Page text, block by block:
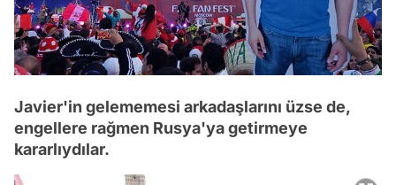
Javier'in gelememesi arkadaşlarını üzse de,
engellere rağmen Rusya'ya getirmeye
kararlıydılar.